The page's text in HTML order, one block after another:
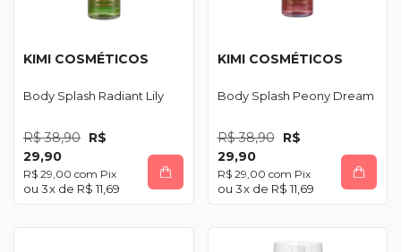
KIMI COSMÉTICOS
Body Splash Radiant Lily
R$ 38,90 R$
29,90
R$ 29,00 com Pix
3x de R$ 11,69
KIMI COSMÉTICOS
Body Splash Peony Dream
R$ 38,90 R$
29,90
R$ 29,00 com Pix
3x de R$ 11,69